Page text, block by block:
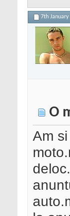
7th January
O
Am